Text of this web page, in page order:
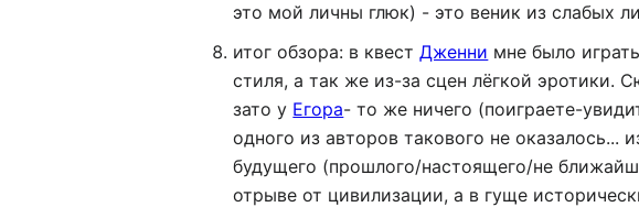
это мой личны глюк) - это веник из слабых
итог обзора: в квестДженни мне было
стиля, а так же из-за сцен лёгкой эротики.
зато у Егора- то же ничего (поиграете-
одного из авторов такового не
будущего (прошлого/настоящего/не
отрыве от цивилизации, а в гуще